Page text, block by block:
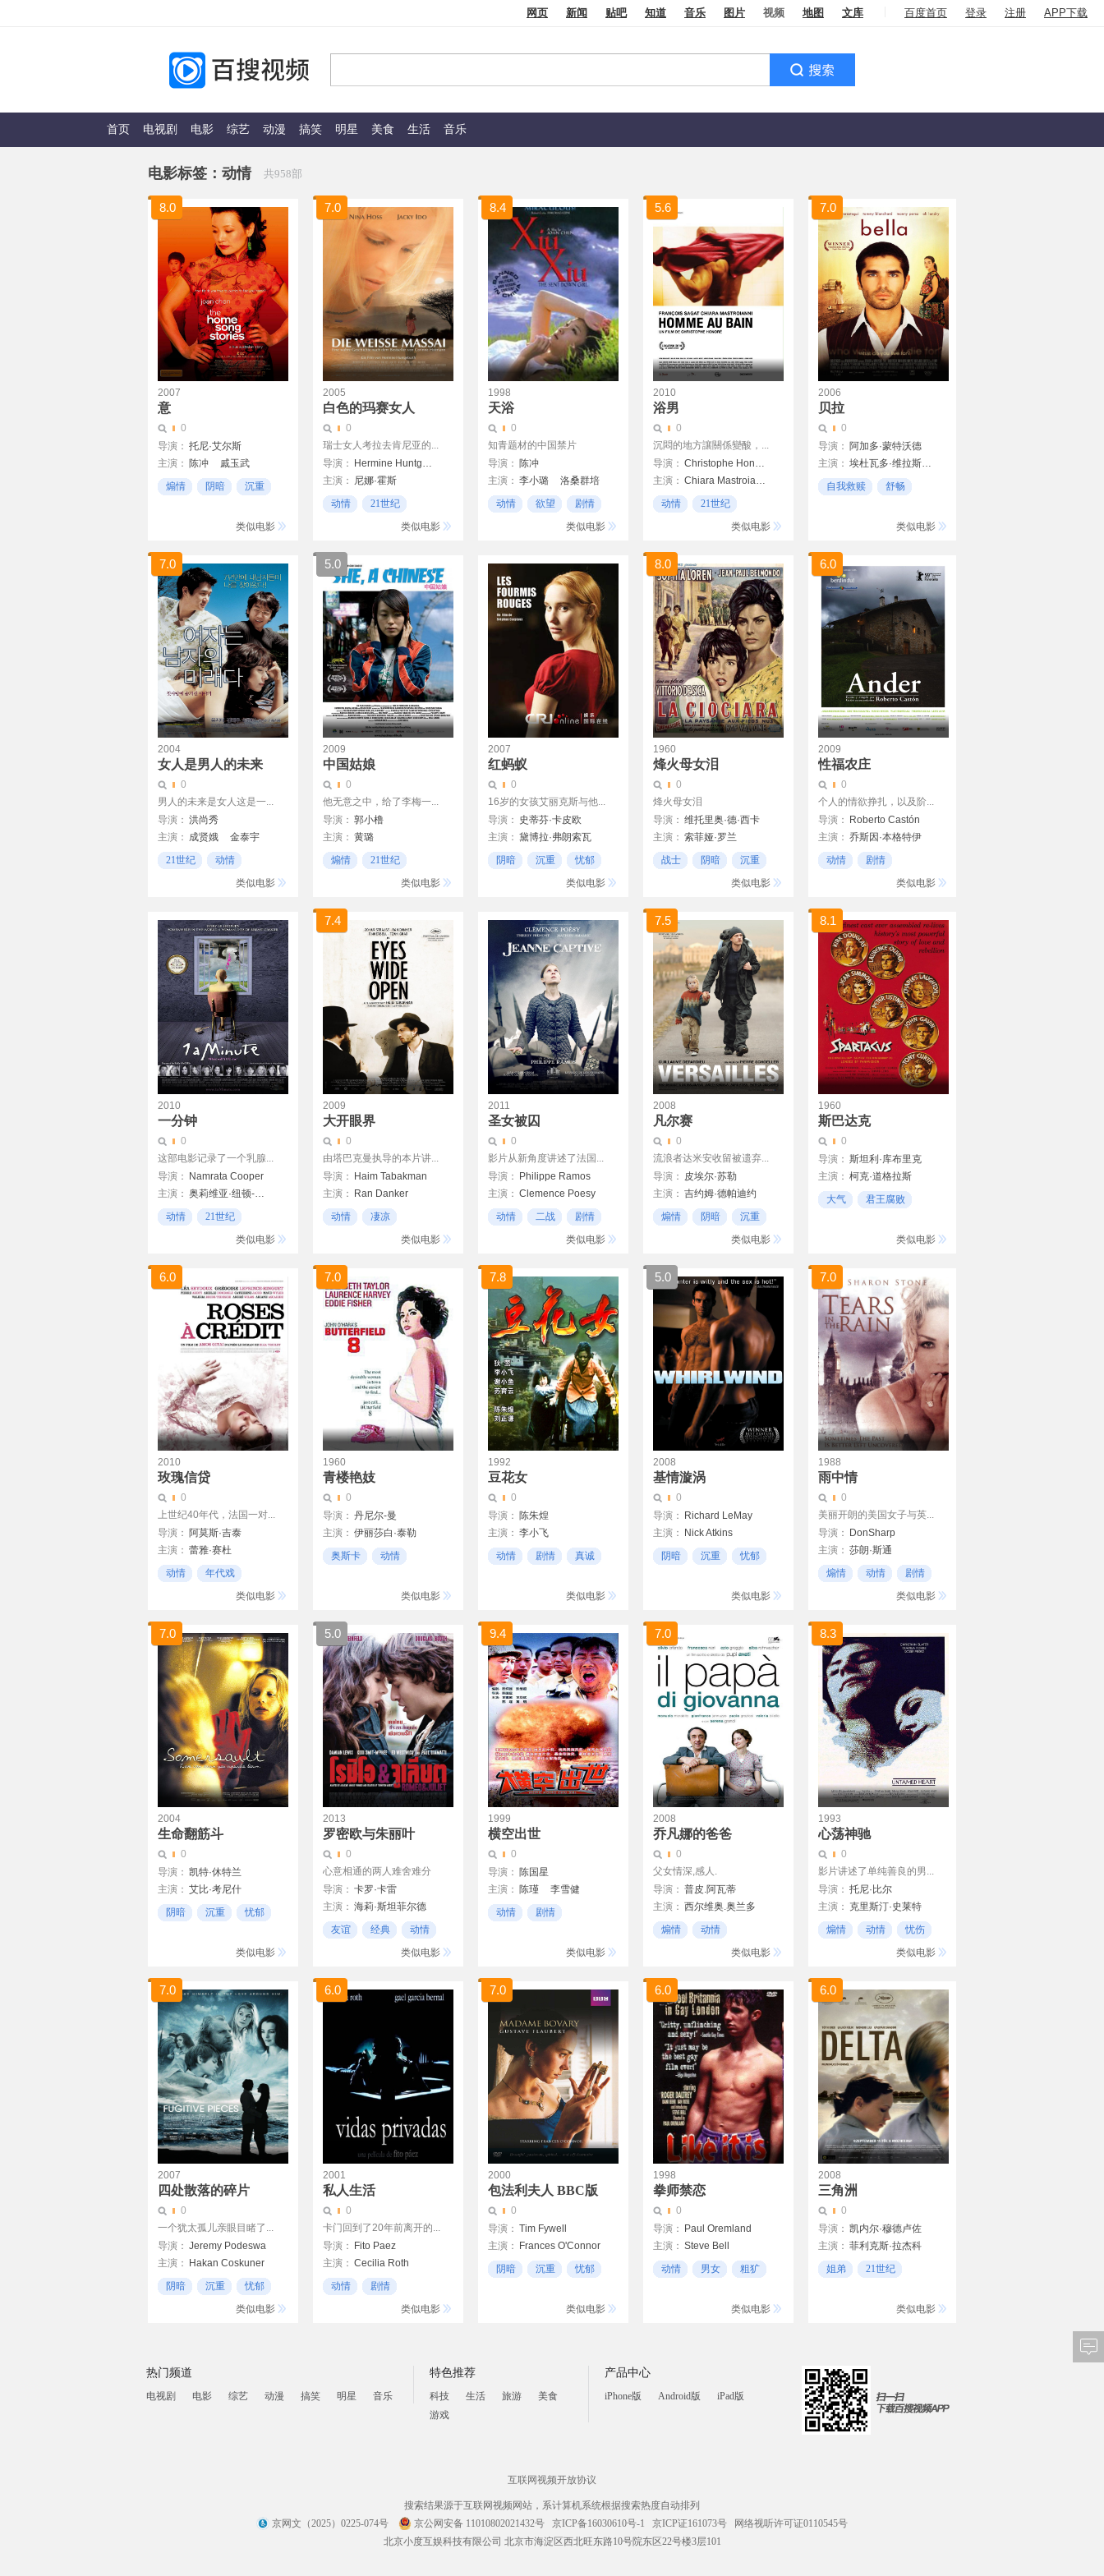
百度首页 登录 注册 APP下载
网页 新闻 贴吧 知道 音乐 图片 视频 地图 文库
首页 电视剧 电影 综艺 动漫 搞笑 明星 美食 生活 音乐
电影标签： 动情 共958部
8.0
2007
意
0
导演： 托尼·艾尔斯
Tony Ayres
主演： 陈冲
戚玉武
骆佳炜
煽情 阴暗 沉重
类似电影
7.0
2005
白色的玛赛女人
0
瑞士女人考拉去肯尼亚的...
导演：
Hermine Huntgeburth
主演： 尼娜·霍斯
雅基·伊多
动情
21世纪
类似电影
8.4
1998
天浴
0
知青题材的中国禁片
导演： 陈冲
主演： 李小璐
洛桑群培
钱正
高洁
吕乐
动情 欲望
剧情
类似电影
5.6
2010
浴男
0
沉悶的地方讓關係變酸，...
导演：
Christophe Honoré
主演：
Chiara Mastroianni
Rabah Zahi
Lahcen el Mazouzi
Ronald Piwele
Sebastian D'Az
动情
21世纪
类似电影
7.0
2006
贝拉
0
导演： 阿加多·蒙特沃德
主演：
埃杜瓦多·维拉斯蒂吉
坦米·布兰查德
自我救赎
舒畅
类似电影
7.0
2004
女人是男人的未来
0
男人的未来是女人这是一...
导演： 洪尚秀
主演： 成贤娥
金泰宇
刘智泰
吴达洙
严秀贞
21世纪
动情
类似电影
5.0
2009
中国姑娘
0
他无意之中，给了李梅一...
导演： 郭小橹
主演： 黄璐
GeoffreyHutchings
煽情
21世纪
类似电影
2007
红蚂蚁
0
16岁的女孩艾丽克斯与他...
导演： 史蒂芬·卡皮欧
主演： 黛博拉·弗朗索瓦
Frédéric Pierrot
阴暗 沉重
忧郁
类似电影
8.0
1960
烽火母女泪
0
烽火母女泪
导演： 维托里奥·德·西卡
主演： 索菲娅·罗兰
让-保罗·贝尔蒙多
战士 阴暗
沉重
类似电影
6.0
2009
性福农庄
0
个人的情欲挣扎，以及阶...
导演：
Roberto Castón
主演： 乔斯因·本格特伊
Christian Esquivel
动情
剧情
类似电影
2010
一分钟
0
这部电影记录了一个乳腺...
导演：
Namrata Cooper
主演：
奥莉维亚·纽顿-约翰
威廉·鲍德温
动情
21世纪
类似电影
7.4
2009
大开眼界
0
由塔巴克曼执导的本片讲...
导演：
Haim Tabakman
主演：
Ran Danker
Zohar Strauss
动情
凄凉
类似电影
2011
圣女被囚
0
影片从新角度讲述了法国...
导演：
Philippe Ramos
主演： Clemence Poesy
Mathieu Amalric
动情 二战
剧情
类似电影
7.5
2008
凡尔赛
0
流浪者达米安收留被遗弃...
导演： 皮埃尔·苏勒
主演： 吉约姆·德帕迪约
Max Baissette de Malglaive
帕特里克·德康
煽情 阴暗
沉重
类似电影
8.1
1960
斯巴达克
0
导演： 斯坦利·库布里克
主演： 柯克·道格拉斯
大气
君王腐败
类似电影
6.0
2010
玫瑰信贷
0
上世纪40年代，法国一对...
导演： 阿莫斯·吉泰
主演： 蕾雅·赛杜
瓦莱丽亚·布诺妮·泰特琪
皮埃尔·阿迪提
动情
年代戏
类似电影
7.0
1960
青楼艳妓
0
导演： 丹尼尔-曼
主演： 伊丽莎白·泰勒
劳伦斯·哈维
奥斯卡
动情
类似电影
7.8
1992
豆花女
0
导演： 陈朱煌
主演： 李小飞
动情
剧情 真诚
类似电影
5.0
2008
基情漩涡
0
导演：
Richard LeMay
主演：
Nick Atkins
Karmine Alers
阴暗 沉重 忧郁
类似电影
7.0
1988
雨中情
0
美丽开朗的美国女子与英...
导演：
DonSharp
主演： 莎朗·斯通
克里斯托弗·卡赞诺夫
煽情 动情
剧情
类似电影
7.0
2004
生命翻筋斗
0
导演： 凯特·休特兰
主演： 艾比·考尼什
Lynette Curran
阴暗 沉重 忧郁
类似电影
5.0
2013
罗密欧与朱丽叶
0
心意相通的两人难舍难分
导演： 卡罗·卡雷
主演： 海莉·斯坦菲尔德
道格拉斯·布斯
柯蒂·斯密特-麦菲
保罗·吉亚玛提
达米彦·奥图
莱丝利·曼维尔
斯特兰·斯卡斯加德
友谊 经典
动情
类似电影
9.4
1999
横空出世
0
导演： 陈国星
主演： 陈瑾
李雪健
李幼斌
高明
动情
剧情
类似电影
7.0
2008
乔凡娜的爸爸
0
父女情深,感人.
导演： 普皮.阿瓦蒂
主演： 西尔维奥.奥兰多
弗朗西斯卡.内莉
煽情
动情
类似电影
8.3
1993
心荡神驰
0
影片讲述了单纯善良的男...
导演： 托尼·比尔
主演： 克里斯汀·史莱特
玛丽莎·托梅
煽情 动情
忧伤
类似电影
7.0
2007
四处散落的碎片
0
一个犹太孤儿亲眼目睹了...
导演： Jeremy Podeswa
主演：
Hakan Coskuner
Themis Bazaka
阴暗 沉重
忧郁
类似电影
6.0
2001
私人生活
0
卡门回到了20年前离开的...
导演：
Fito Paez
主演： Cecilia Roth
Gael García Bernal
动情
剧情
类似电影
7.0
2000
包法利夫人 BBC版
0
导演： Tim Fywell
主演：
Frances O'Connor
Hugh Bonneville
阴暗 沉重 忧郁
类似电影
6.0
1998
拳师禁恋
0
导演：
Paul Oremland
主演： Steve Bell
Ian Rose
罗杰·达尔特雷
动情 男女 粗犷
类似电影
6.0
2008
三角洲
0
导演： 凯内尔·穆德卢佐
Kornél Mundruczó
主演： 菲利克斯·拉杰科
奥丝·图思
莉莉·莫罗利
姐弟
21世纪
类似电影
热门频道
电视剧 电影 综艺 动漫 搞笑 明星 音乐
特色推荐
科技 生活 旅游
美食
游戏
产品中心
iPhone版 Android版 iPad版
互联网视频开放协议
搜索结果源于互联网视频网站，系计算机系统根据搜索热度自动排列
京网文（2025）0225-074号
京公网安备 11010802021432号 京ICP备16030610号-1 京ICP证161073号
网络视听许可证0110545号
北京小度互娱科技有限公司 北京市海淀区西北旺东路10号院东区22号楼3层101